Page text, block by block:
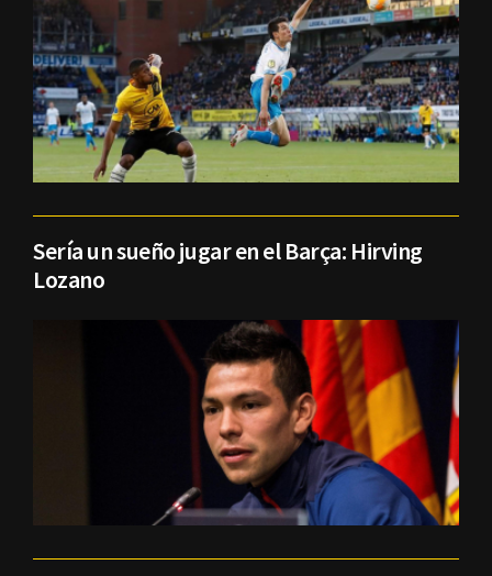
Sería un sueño jugar en el Barça: Hirving
Lozano